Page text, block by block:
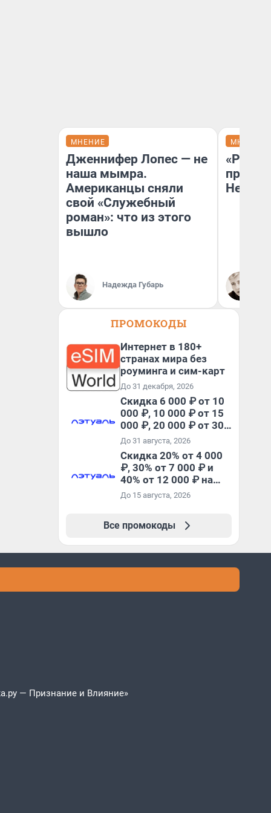
МНЕНИЕ
Дженнифер Лопес — не
наша мымра.
Американцы сняли
свой «Служебный
роман»: что из этого
вышло
Надежда Губарь
МНЕНИЕ
ПРОМОКОДЫ
Интернет в 180+
странах мира без
роуминга и сим-карт
До 31 декабря, 2026
Скидка 6 000 ₽ от 10
000 ₽, 10 000 ₽ от 15
000 ₽, 20 000 ₽ от 30
000 ₽ и 35 000 ₽ от 50
000 ₽ на первый и все
повторные заказы по
промокоду НАБЕРИ
До 31 августа, 2026
Скидка 20% от 4 000
₽, 30% от 7 000 ₽ и
40% от 12 000 ₽ на
первый и все
До 15 августа, 2026
Все промокоды
— Признание и Влияние»